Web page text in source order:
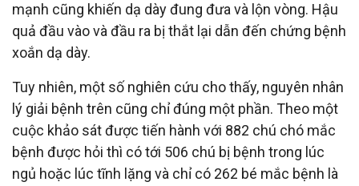
mạnh cũng khiến dạ dày đung đưa và lộn vòng. Hậu
quả đầu vào và đầu ra bị thắt lại dẫn đến chứng bệnh
xoắn dạ dày.
Tuy nhiên, một số nghiên cứu cho thấy, nguyên nhân
lý giải bệnh trên cũng chỉ đúng một phần. Theo một
cuộc khảo sát được tiến hành với 882 chú chó mắc
bệnh được hỏi thì có tới 506 chú bị bệnh trong lúc
ngủ hoặc lúc tĩnh lặng và chỉ có 262 bé mắc bệnh là